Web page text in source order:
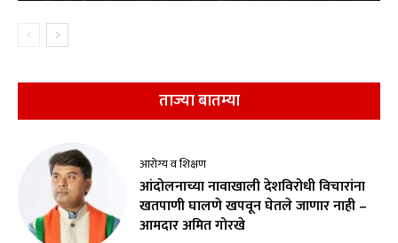
ताज्या बातम्या
आरोग्य व शिक्षण
आंदोलनाच्या नावाखाली देशविरोधी विचारांना
खतपाणी घालणे खपवून घेतले जाणार नाही –
आमदार अमित गोरखे